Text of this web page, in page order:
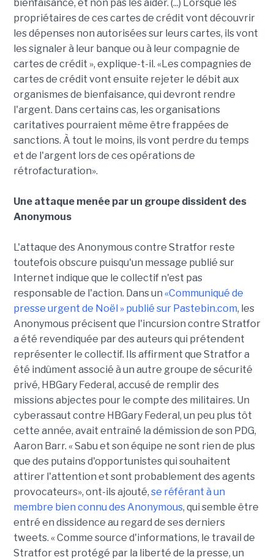
bienfaisance, et non pas les aider. (...) Lorsque les
propriétaires de ces cartes de crédit vont découvrir
les dépenses non autorisées sur leurs cartes, ils vont
les signaler à leur banque ou à leur compagnie de
cartes de crédit », explique-t-il. «Les compagnies de
cartes de crédit vont ensuite rejeter le débit aux
organismes de bienfaisance, qui devront rendre
l'argent. Dans certains cas, les organisations
caritatives pourraient même être frappées de
sanctions. À tout le moins, ils vont perdre du temps
et de l'argent lors de ces opérations de
rétrofacturation».
Une attaque menée par un groupe dissident des
Anonymous
L'attaque des Anonymous contre Stratfor reste
toutefois obscure puisqu'un message publié sur
Internet indique que le collectif n'est pas
responsable de l'action. Dans un «Communiqué de
presse urgent de Noël » publié sur Pastebin.com, les
Anonymous précisent que l'incursion contre Stratfor
a été revendiquée par des auteurs qui prétendent
représenter le collectif. Ils affirment que Stratfor a
été indûment associé à un autre groupe de sécurité
privé, HBGary Federal, accusé de remplir des
missions abjectes pour le compte des militaires. Un
cyberassaut contre HBGary Federal, un peu plus tôt
cette année, avait entraîné la démission de son PDG,
Aaron Barr. « Sabu et son équipe ne sont rien de plus
que des putains d'opportunistes qui souhaitent
attirer l'attention et sont probablement des agents
provocateurs», ont-ils ajouté, se référant à un
membre bien connu des Anonymous, qui semble être
entré en dissidence au regard de ses derniers
tweets. « Comme source d'informations, le travail de
Stratfor est protégé par la liberté de la presse, un